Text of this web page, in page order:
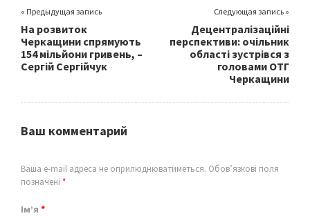
« Предыдущая запись
На розвиток
Черкащини спрямують
154 мільйони гривень, –
Сергій Сергійчук
Следующая запись »
Децентралізаційні
перспективи: очільник
області зустрівся з
головами ОТГ
Черкащини
Ваш комментарий
Ваша e-mail адреса не оприлюднюватиметься. Обов’язкові поля
позначені *
Ім’я *